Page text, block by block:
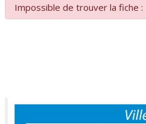
Impossible de trouver la fiche :